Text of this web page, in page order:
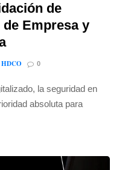
de
Empresa y
HDCO 0
la seguridad en
absoluta para